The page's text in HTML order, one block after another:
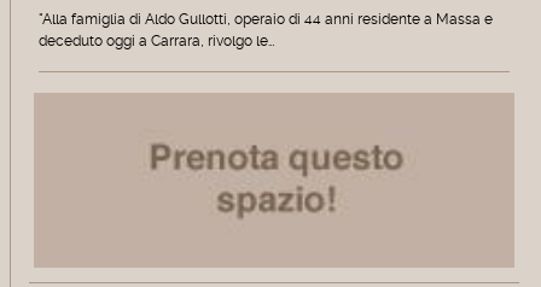
"Alla famiglia di Aldo Gullotti, operaio di 44 anni residente a Massa e
deceduto oggi a Carrara, rivolgo le…